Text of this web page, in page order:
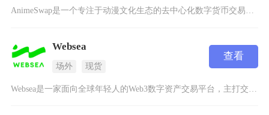
AnimeSwap是一个专注于动漫文化生态的去中心化数字货币交易平台，它建立在Aptos区
Websea
场外 现货
查看